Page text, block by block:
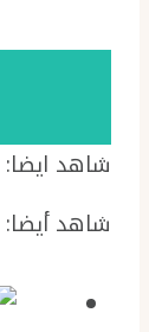
شاهد ايضا:
شاهد أيضا: